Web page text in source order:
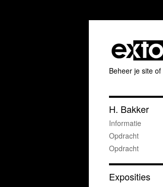
Beheer je site of
H. Bakker
Informatie
Opdracht
Opdracht
Exposities